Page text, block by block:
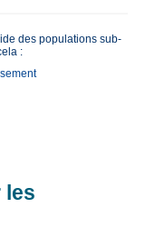
des populations sub-
:
les